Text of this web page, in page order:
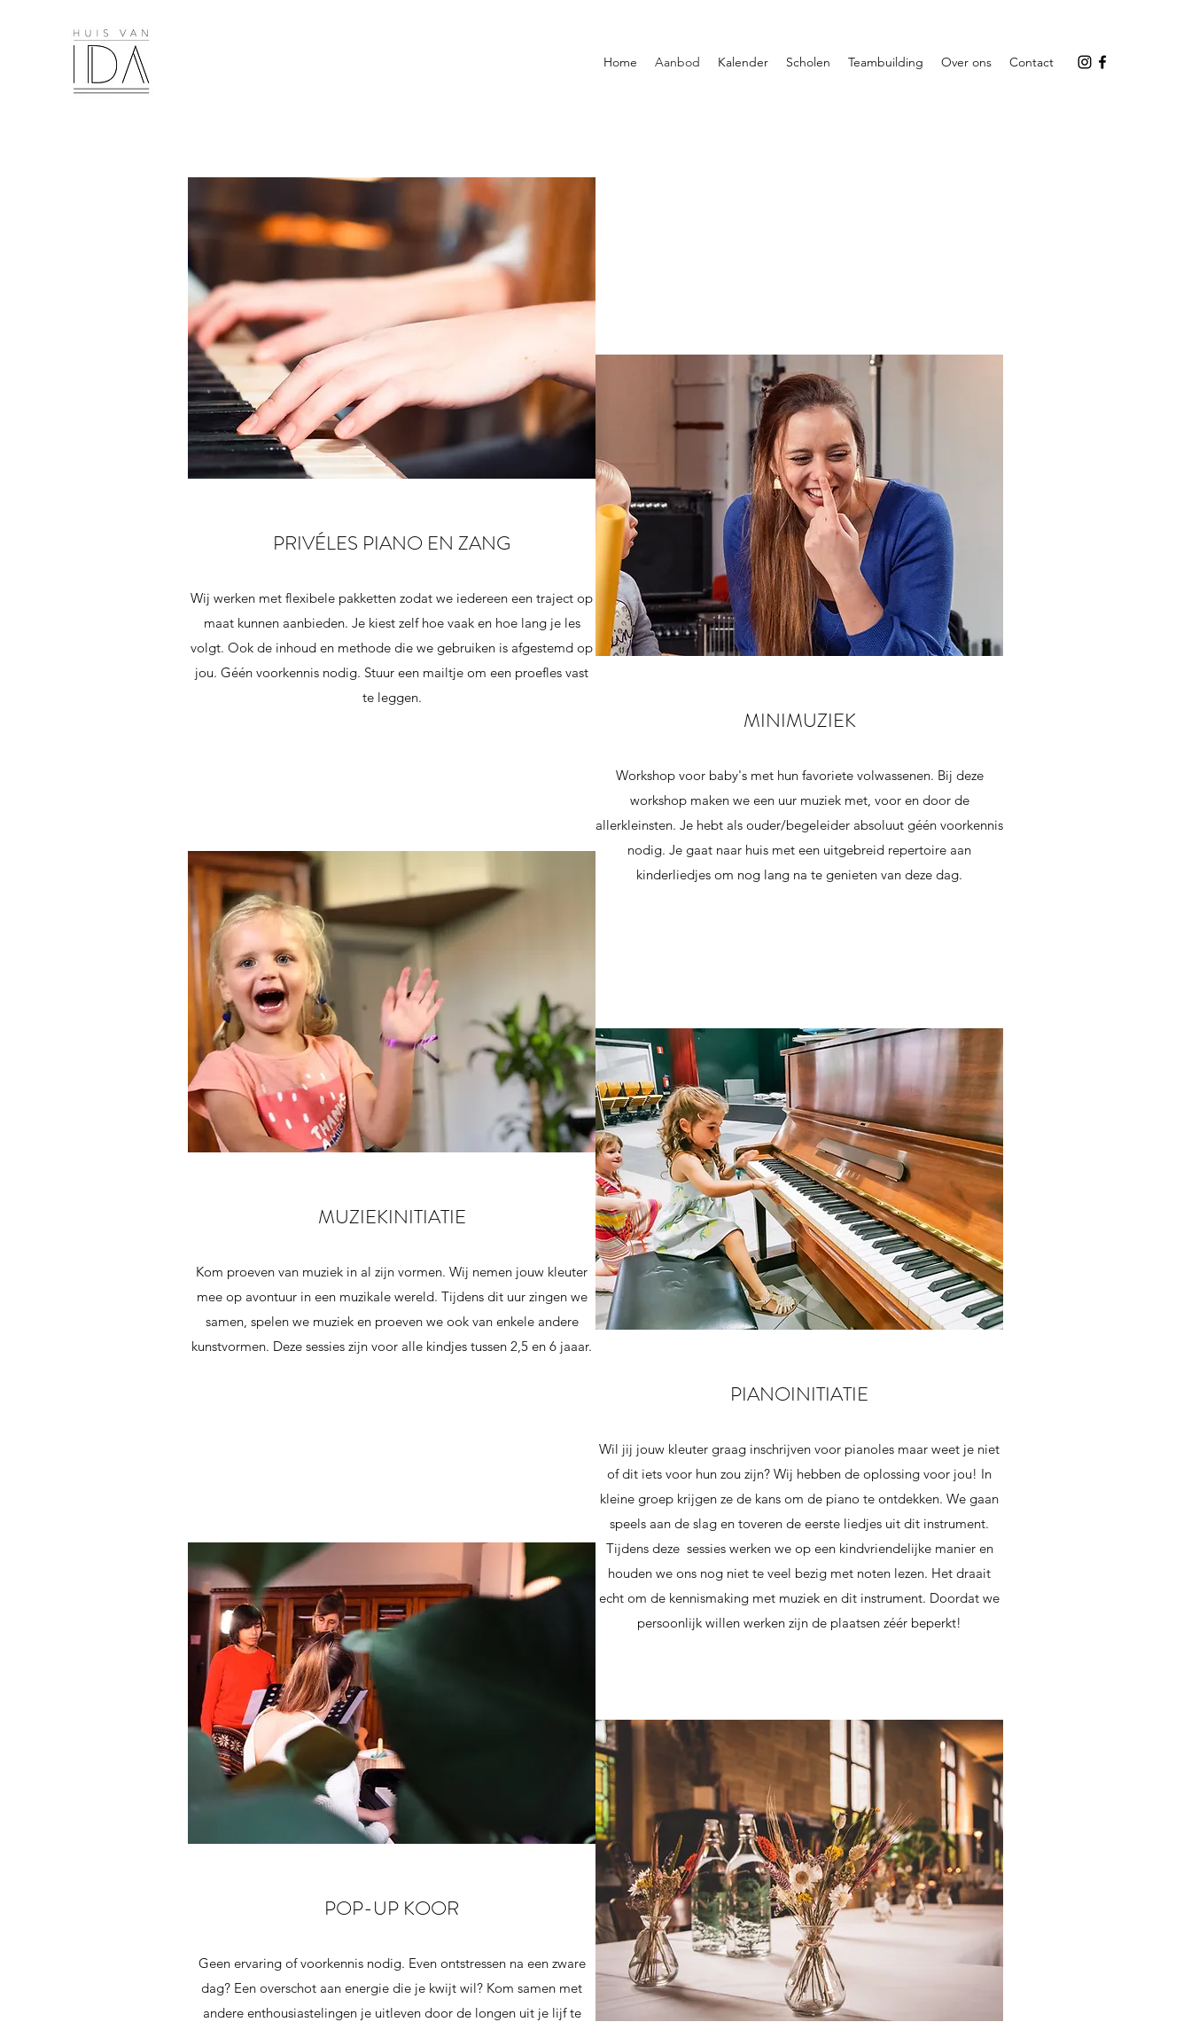
Home Aanbod Kalender Scholen Teambuilding Over ons Contact
PRIVÉLES PIANO EN ZANG
Wij werken met flexibele pakketten zodat we iedereen een traject op
maat kunnen aanbieden. Je kiest zelf hoe vaak en hoe lang je les
volgt. Ook de inhoud en methode die we gebruiken is afgestemd op
jou. Géén voorkennis nodig. Stuur een mailtje om een proefles vast
te leggen.
MINIMUZIEK
Workshop voor baby's met hun favoriete volwassenen. Bij deze
workshop maken we een uur muziek met, voor en door de
allerkleinsten. Je hebt als ouder/begeleider absoluut géén voorkennis
nodig. Je gaat naar huis met een uitgebreid repertoire aan
kinderliedjes om nog lang na te genieten van deze dag.
MUZIEKINITIATIE
Kom proeven van muziek in al zijn vormen. Wij nemen jouw kleuter
mee op avontuur in een muzikale wereld. Tijdens dit uur zingen we
samen, spelen we muziek en proeven we ook van enkele andere
kunstvormen. Deze sessies zijn voor alle kindjes tussen 2,5 en 6 jaaar.
PIANOINITIATIE
Wil jij jouw kleuter graag inschrijven voor pianoles maar weet je niet
of dit iets voor hun zou zijn? Wij hebben de oplossing voor jou! In
kleine groep krijgen ze de kans om de piano te ontdekken. We gaan
speels aan de slag en toveren de eerste liedjes uit dit instrument.
Tijdens deze sessies werken we op een kindvriendelijke manier en
houden we ons nog niet te veel bezig met noten lezen. Het draait
echt om de kennismaking met muziek en dit instrument. Doordat we
persoonlijk willen werken zijn de plaatsen zéér beperkt!
POP-UP KOOR
Geen ervaring of voorkennis nodig. Even ontstressen na een zware
dag? Een overschot aan energie die je kwijt wil? Kom samen met
andere enthousiastelingen je uitleven door de longen uit je lijf te